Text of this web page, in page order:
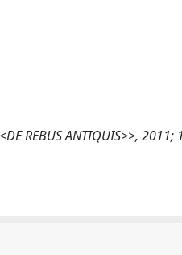
REBUS ANTIQUIS>>,